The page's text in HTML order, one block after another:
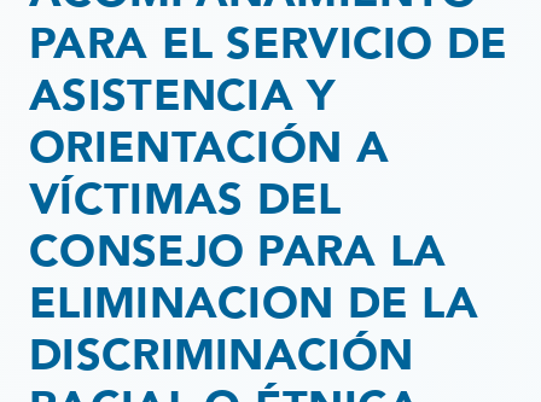
PARA EL SERVICIO DE
ASISTENCIA Y
ORIENTACIÓN A
VÍCTIMAS DEL
CONSEJO PARA LA
ELIMINACION DE LA
DISCRIMINACIÓN